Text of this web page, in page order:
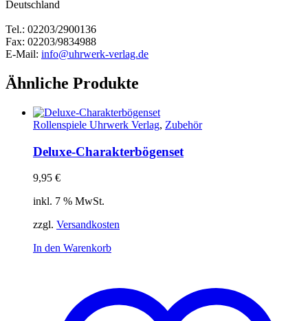
Deutschland
Tel.: 02203/2900136
Fax: 02203/9834988
E-Mail: info@uhrwerk-verlag.de
Ähnliche Produkte
Rollenspiele Uhrwerk Verlag, Zubehör
Deluxe-Charakterbögenset
9,95 €
inkl. 7 % MwSt.
zzgl. Versandkosten
In den Warenkorb